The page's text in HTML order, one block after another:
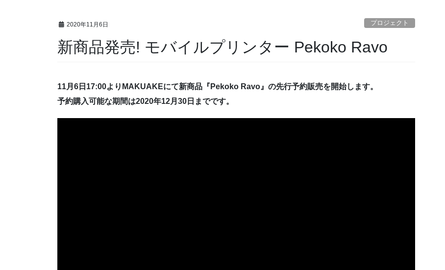
2020年11月6日 プロジェクト
新商品発売! モバイルプリンター Pekoko Ravo
11月6日17:00よりMAKUAKEにて新商品『Pekoko Ravo』の先行予約販売を開始します。
予約購入可能な期間は2020年12月30日までです。